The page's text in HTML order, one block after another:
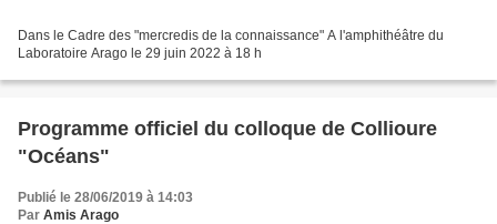
Dans le Cadre des "mercredis de la connaissance" A l'amphithéâtre du
Laboratoire Arago le 29 juin 2022 à 18 h
Programme officiel du colloque de Collioure
"Océans"
Publié le 28/06/2019 à 14:03
Par Amis Arago